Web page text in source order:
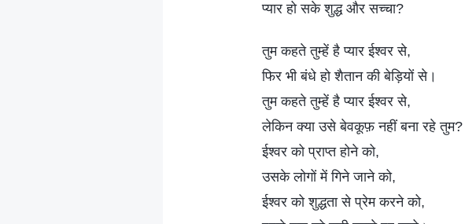
प्यार हो सके शुद्ध और सच्चा?
तुम कहते तुम्हें है प्यार ईश्वर से,
फिर भी बंधे हो शैतान की बेड़ियों से।
तुम कहते तुम्हें है प्यार ईश्वर से,
लेकिन क्या उसे बेवकूफ़ नहीं बना रहे तुम?
ईश्वर को प्राप्त होने को,
उसके लोगों में गिने जाने को,
ईश्वर को शुद्धता से प्रेम करने को,